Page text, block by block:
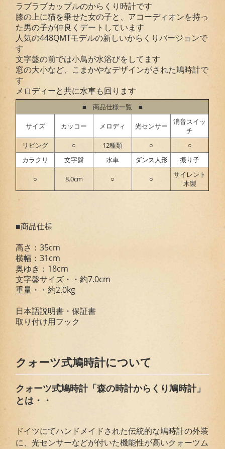
ラブラブカップルのからくり時計です
膝の上に猫を乗せた女の子と、アコーディオンを持っ
た男の子が仲良くデートしています
人気の448QMTモデルの新しいからくりバージョンで
す
文字盤の前では小鳥が水浴びをしてます
窓の大小など、こまかやなデザインがされた鳩時計で
す
メロディーと共に水車も回ります
■ 商品仕様一覧 ■
サイズ カッコー メロディ 光センサー
消音スイッ
チ
リビング
○ 12種類 ○
○
カラクリ
文字盤 水車 ダンス人形 振り子
○ 8.0cm ○ ○
サイレント
木製
■商品仕様
高さ：35cm
横幅：31cm
奥ゆき：18cm
文字盤サイズ・・約7.0cm
重量・・約2.0kg
日本語説明書・保証書
取り付け用フック
クォーツ式鳩時計について
クォーツ式鳩時計「森の時計からくり鳩時計」
とは・・
ドイツにてハンドメイドされた伝統的な鳩時計の外装
に、光センサーなどが付いた機能性が高いクォーツム